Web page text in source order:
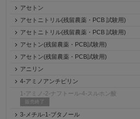
アセトン
アセトニトリル(残留農薬・PCB 試験用)
アセトニトリル(残留農薬・PCB 試験用)
アセトン(残留農薬・PCB試験用)
アセトン(残留農薬・PCB試験用)
アニリン
4-アミノアンチピリン
1-アミノ-2-ナフトール-4-スルホン酸
販売終了
3-メチル-1-ブタノール